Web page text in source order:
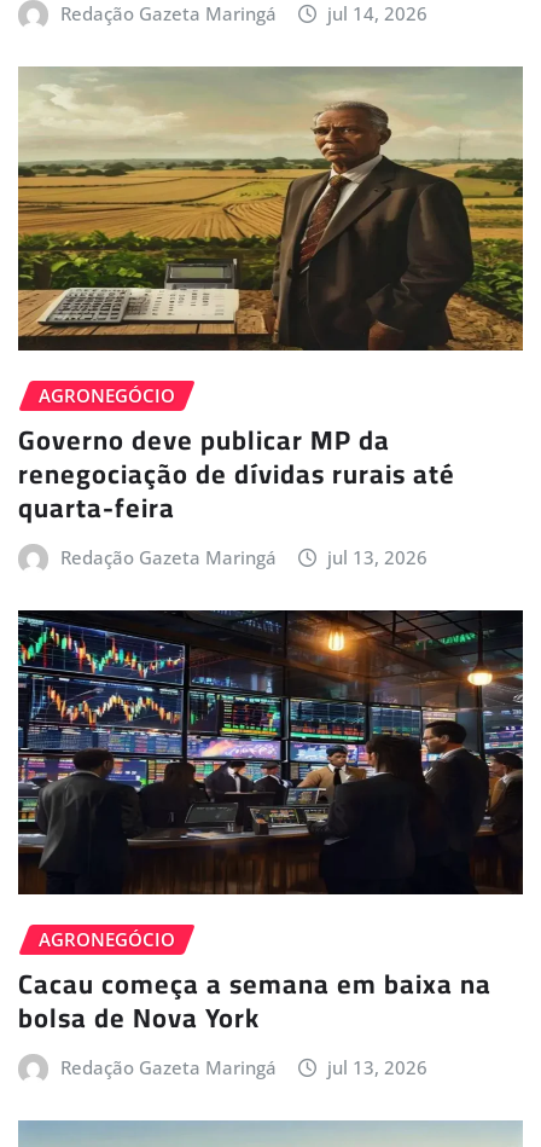
Redação Gazeta Maringá jul 14, 2026
AGRONEGÓCIO
Governo deve publicar MP da
renegociação de dívidas rurais até
quarta-feira
Redação Gazeta Maringá jul 13, 2026
AGRONEGÓCIO
Cacau começa a semana em baixa na
bolsa de Nova York
Redação Gazeta Maringá jul 13, 2026